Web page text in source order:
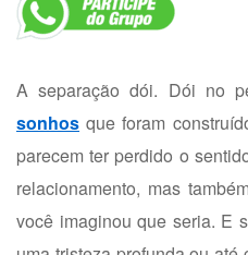
A separação dói. Dói no
sonhos que foram
parecem ter perdido o
relacionamento, mas
você imaginou que seria. E